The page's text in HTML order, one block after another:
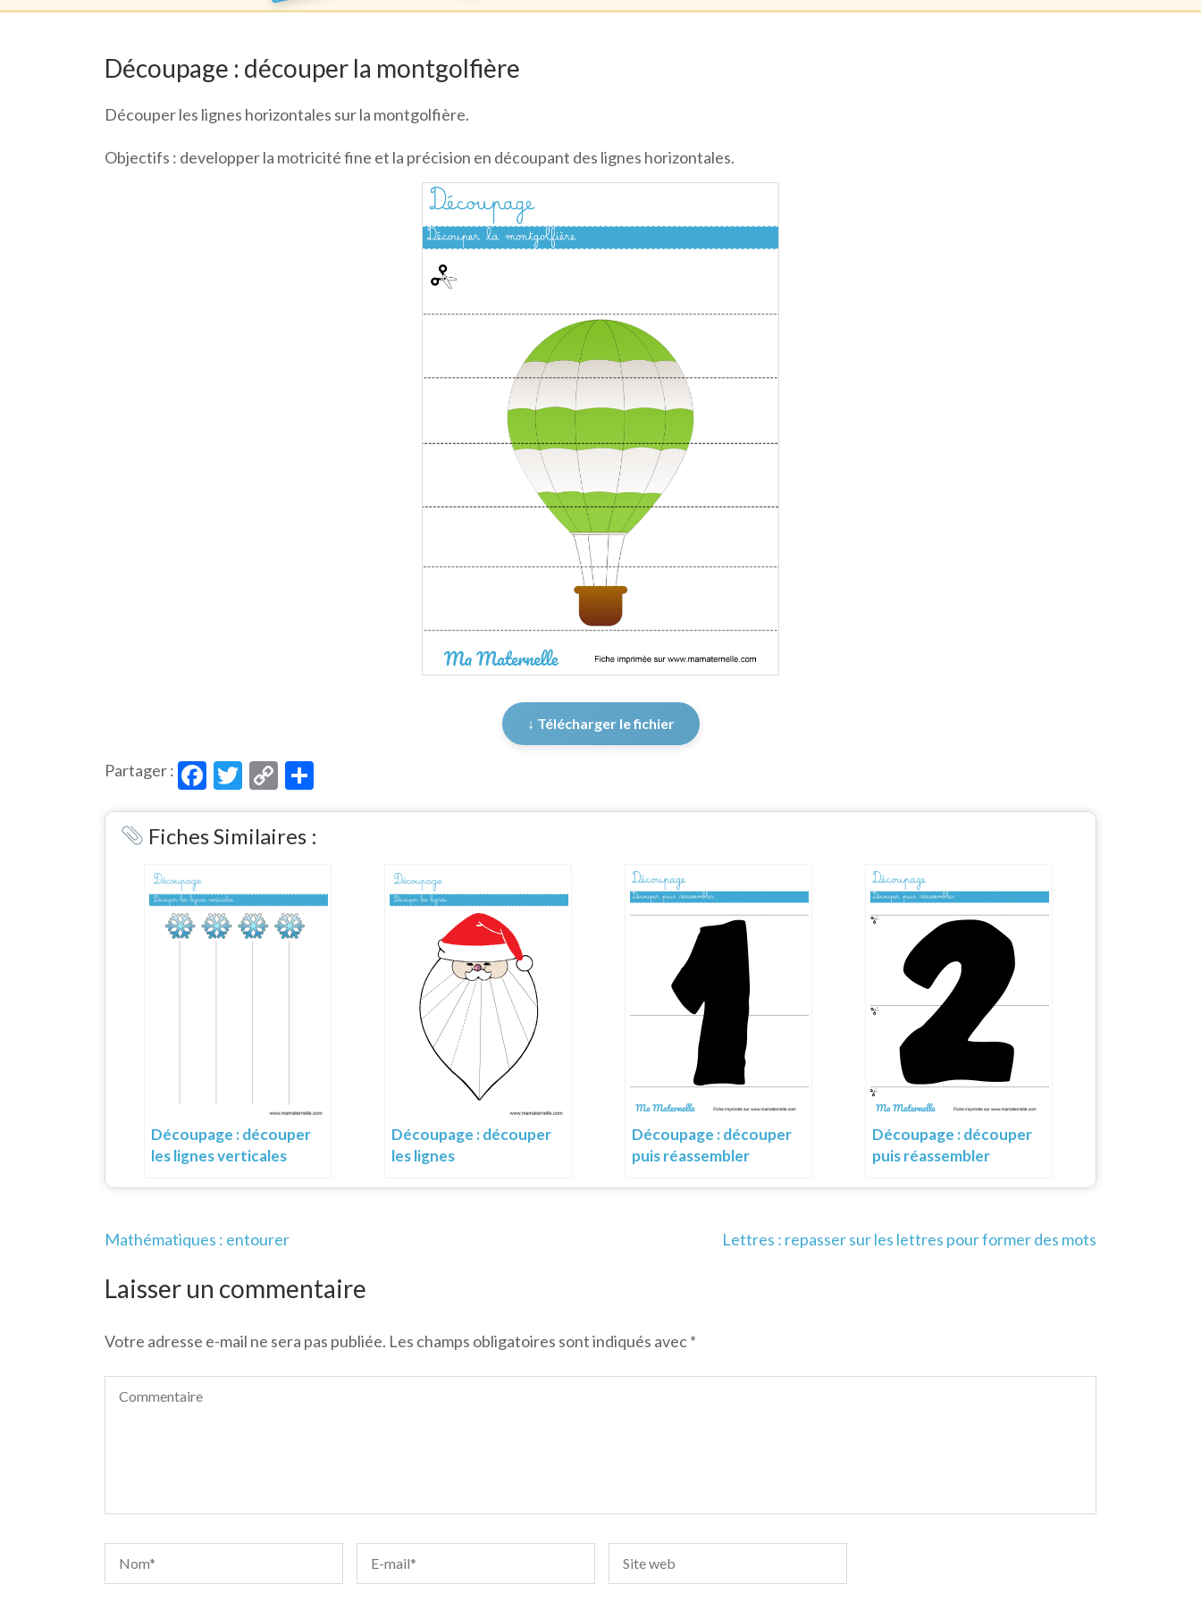
Découpage : découper la montgolfière
Découper les lignes horizontales sur la montgolfière.
Objectifs : developper la motricité fine et la précision en découpant des lignes horizontales.
↓ Télécharger le fichier
Partager : Facebook
Twitter
Copy
Link
Fiches Similaires :
Découpage : découper
les lignes verticales
Découpage : découper
les lignes
Découpage : découper
puis réassembler
Découpage : découper
puis réassembler
Navigation
l’article
Mathématiques : entourer Lettres : repasser sur les lettres pour former des mots
Laisser un commentaire
Votre adresse e-mail ne sera pas publiée. Les champs obligatoires sont indiqués avec*